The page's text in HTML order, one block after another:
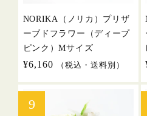
NORIKA（ノリカ）プリザ
ーブドフラワー（ディープ
ピンク）Mサイズ
通
価
格
¥6,160 （税込・送料別）